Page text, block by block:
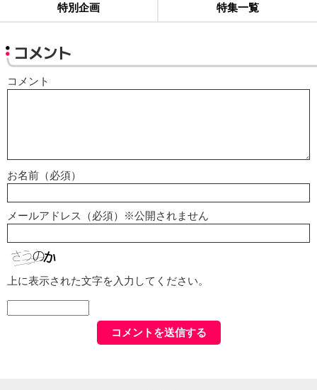
特別企画 特集一覧
コメント
コメント
お名前（必須）
メールアドレス（必須）※公開されません
上に表示された文字を入力してください。